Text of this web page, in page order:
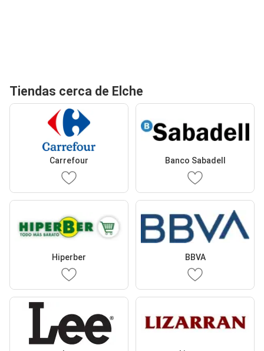
Tiendas cerca de Elche
Carrefour Banco Sabadell
Hiperber BBVA